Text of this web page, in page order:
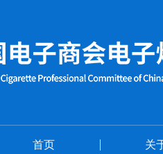
首页 关